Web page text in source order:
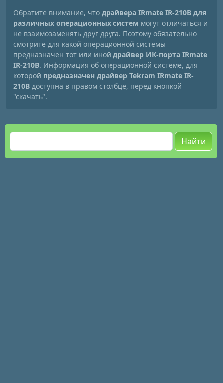
Обратите внимание, что драйвера IRmate IR-210B для
различных операционных систем могут отличаться и
не взаимозаменять друг друга. Поэтому обязательно
смотрите для какой операционной системы
предназначен тот или иной драйвер ИК-порта IRmate
IR-210B. Информация об операционной системе, для
которой предназначен драйвер Tekram IRmate IR-
210B доступна в правом столбце, перед кнопкой
"скачать".
Найти